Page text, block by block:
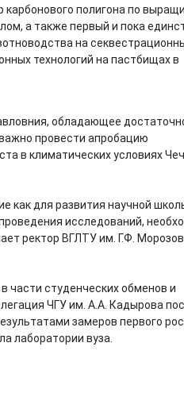
карбонового полигона по
а также первый и пока
на
технологий на пастбищах в
обладающее
провести апробацию
в климатических условиях
как для развития научной
исследований,
ректор ВГЛТУ им. Г.Ф.
части студенческих обменов и
ЧГУ им. А.А. Кадырова
замеров первого
лаборатории вуза.